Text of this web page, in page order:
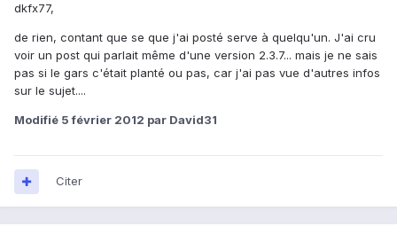
dkfx77,
de rien, contant que se que j'ai posté serve à quelqu'un. J'ai cru
voir un post qui parlait même d'une version 2.3.7... mais je ne sais
pas si le gars c'était planté ou pas, car j'ai pas vue d'autres infos
sur le sujet....
Modifié 5 février 2012 par David31
Citer